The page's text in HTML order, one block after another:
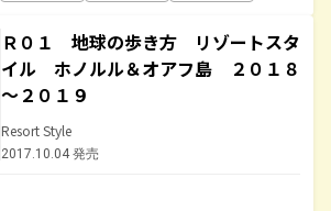
Ｒ０１ 地球の歩き方 リゾートスタ
イル ホノルル＆オアフ島 ２０１８
～２０１９
Resort Style
2017.10.04 発売